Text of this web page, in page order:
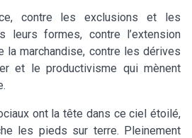
contre les exclusions et les
leurs formes, contre l’extension
la marchandise, contre les dérives
et le productivisme qui mènent
ont la tête dans ce ciel étoilé,
les pieds sur terre. Pleinement